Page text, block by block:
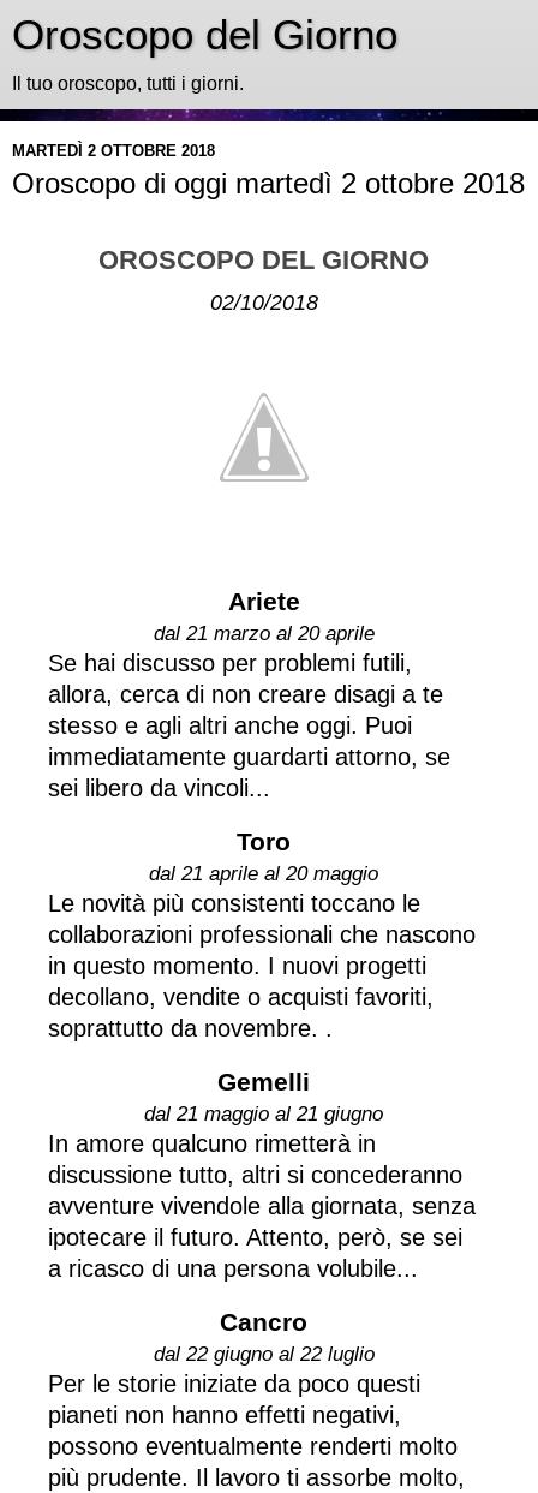
Oroscopo del Giorno
Il tuo oroscopo, tutti i giorni.
MARTEDÌ 2 OTTOBRE 2018
Oroscopo di oggi martedì 2 ottobre 2018
OROSCOPO DEL GIORNO
02/10/2018
Ariete
dal 21 marzo al 20 aprile
Se hai discusso per problemi futili,
allora, cerca di non creare disagi a te
stesso e agli altri anche oggi. Puoi
immediatamente guardarti attorno, se
sei libero da vincoli...
Toro
dal 21 aprile al 20 maggio
Le novità più consistenti toccano le
collaborazioni professionali che nascono
in questo momento. I nuovi progetti
decollano, vendite o acquisti favoriti,
soprattutto da novembre. .
Gemelli
dal 21 maggio al 21 giugno
In amore qualcuno rimetterà in
discussione tutto, altri si concederanno
avventure vivendole alla giornata, senza
ipotecare il futuro. Attento, però, se sei
a ricasco di una persona volubile...
Cancro
dal 22 giugno al 22 luglio
Per le storie iniziate da poco questi
pianeti non hanno effetti negativi,
possono eventualmente renderti molto
più prudente. Il lavoro ti assorbe molto,